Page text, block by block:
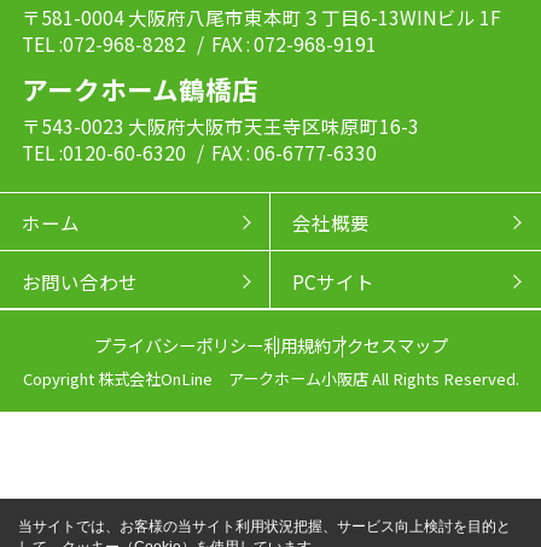
〒581-0004 大阪府八尾市東本町３丁目6-13WINビル 1F
TEL :072-968-8282 / FAX : 072-968-9191
アークホーム鶴橋店
〒543-0023 大阪府大阪市天王寺区味原町16-3
TEL :0120-60-6320 / FAX : 06-6777-6330
ホーム 会社概要
お問い合わせ PCサイト
プライバシーポリシー利用規約アクセスマップ
Copyright 株式会社OnLine アークホーム小阪店 All Rights Reserved.
当サイトでは、お客様の当サイト利用状況把握、サービス向上検討を目的と